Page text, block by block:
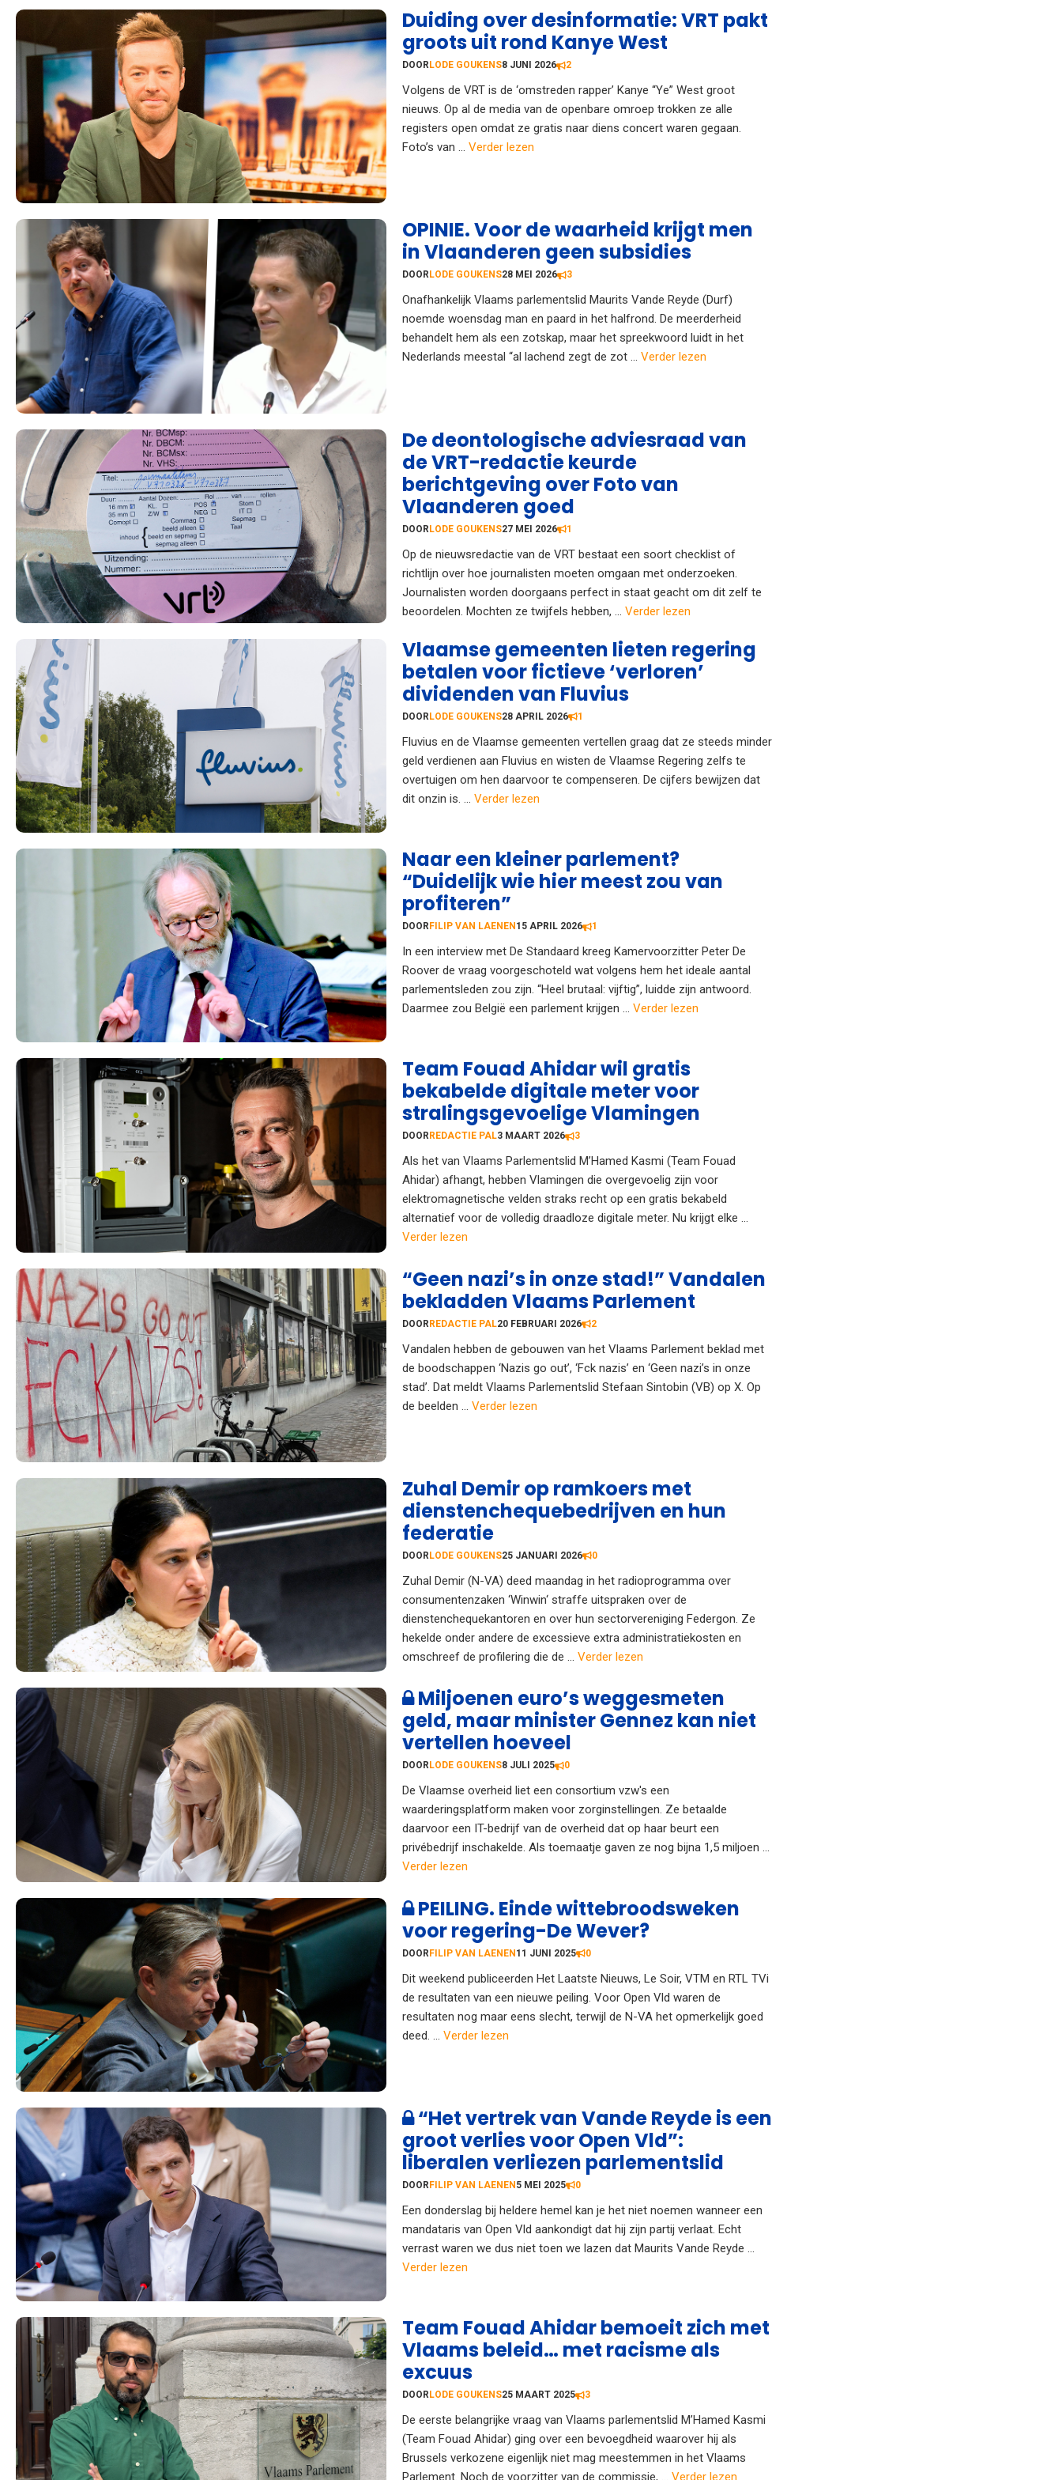
Duiding over desinformatie: VRT pakt
groots uit rond Kanye West
DOOR LODE GOUKENS8 JUNI 2026 2
Volgens de VRT is de ‘omstreden rapper’ Kanye “Ye” West groot
nieuws. Op al de media van de openbare omroep trokken ze alle
registers open omdat ze gratis naar diens concert waren gegaan.
Foto’s van ... Verder lezen
OPINIE. Voor de waarheid krijgt men
in Vlaanderen geen subsidies
DOOR LODE GOUKENS28 MEI 2026 3
Onafhankelijk Vlaams parlementslid Maurits Vande Reyde (Durf)
noemde woensdag man en paard in het halfrond. De meerderheid
behandelt hem als een zotskap, maar het spreekwoord luidt in het
Nederlands meestal “al lachend zegt de zot ... Verder lezen
De deontologische adviesraad van
de VRT-redactie keurde
berichtgeving over Foto van
Vlaanderen goed
DOORLODE GOUKENS27 MEI 2026 1
Op de nieuwsredactie van de VRT bestaat een soort checklist of
richtlijn over hoe journalisten moeten omgaan met onderzoeken.
Journalisten worden doorgaans perfect in staat geacht om dit zelf te
beoordelen. Mochten ze twijfels hebben, ... Verder lezen
Vlaamse gemeenten lieten regering
betalen voor fictieve ‘verloren’
dividenden van Fluvius
DOORLODE GOUKENS28 APRIL 2026 1
Fluvius en de Vlaamse gemeenten vertellen graag dat ze steeds minder
geld verdienen aan Fluvius en wisten de Vlaamse Regering zelfs te
overtuigen om hen daarvoor te compenseren. De cijfers bewijzen dat
dit onzin is. ... Verder lezen
Naar een kleiner parlement?
“Duidelijk wie hier meest zou van
profiteren”
DOOR FILIP VAN LAENEN 15 APRIL 2026 1
In een interview met De Standaard kreeg Kamervoorzitter Peter De
Roover de vraag voorgeschoteld wat volgens hem het ideale aantal
parlementsleden zou zijn. “Heel brutaal: vijftig”, luidde zijn antwoord.
Daarmee zou België een parlement krijgen ... Verder lezen
Team Fouad Ahidar wil gratis
bekabelde digitale meter voor
stralingsgevoelige Vlamingen
DOOR REDACTIE PAL3 MAART 2026 3
Als het van Vlaams Parlementslid M’Hamed Kasmi (Team Fouad
Ahidar) afhangt, hebben Vlamingen die overgevoelig zijn voor
elektromagnetische velden straks recht op een gratis bekabeld
alternatief voor de volledig draadloze digitale meter. Nu krijgt elke ...
Verder lezen
“Geen nazi’s in onze stad!” Vandalen
bekladden Vlaams Parlement
DOORREDACTIE PAL20 FEBRUARI 2026 2
Vandalen hebben de gebouwen van het Vlaams Parlement beklad met
de boodschappen ‘Nazis go out’, ‘Fck nazis’ en ‘Geen nazi’s in onze
stad’. Dat meldt Vlaams Parlementslid Stefaan Sintobin (VB) op X. Op
de beelden ... Verder lezen
Zuhal Demir op ramkoers met
dienstenchequebedrijven en hun
federatie
DOOR LODE GOUKENS25 JANUARI 2026 0
Zuhal Demir (N-VA) deed maandag in het radioprogramma over
consumentenzaken ‘Winwin‘ straffe uitspraken over de
dienstenchequekantoren en over hun sectorvereniging Federgon. Ze
hekelde onder andere de excessieve extra administratiekosten en
omschreef de profilering die de ... Verder lezen
Miljoenen euro’s weggesmeten
geld, maar minister Gennez kan niet
vertellen hoeveel
DOOR LODE GOUKENS8 JULI 2025 0
De Vlaamse overheid liet een consortium vzw's een
waarderingsplatform maken voor zorginstellingen. Ze betaalde
daarvoor een IT-bedrijf van de overheid dat op haar beurt een
privébedrijf inschakelde. Als toemaatje gaven ze nog bijna 1,5 miljoen ...
Verder lezen
PEILING. Einde wittebroodsweken
voor regering-De Wever?
DOORFILIP VAN LAENEN11 JUNI 2025 0
Dit weekend publiceerden Het Laatste Nieuws, Le Soir, VTM en RTL TVi
de resultaten van een nieuwe peiling. Voor Open Vld waren de
resultaten nog maar eens slecht, terwijl de N-VA het opmerkelijk goed
deed. ... Verder lezen
“Het vertrek van Vande Reyde is een
groot verlies voor Open Vld”:
liberalen verliezen parlementslid
DOORFILIP VAN LAENEN5 MEI 2025 0
Een donderslag bij heldere hemel kan je het niet noemen wanneer een
mandataris van Open Vld aankondigt dat hij zijn partij verlaat. Echt
verrast waren we dus niet toen we lazen dat Maurits Vande Reyde ...
Verder lezen
Team Fouad Ahidar bemoeit zich met
Vlaams beleid… met racisme als
excuus
DOOR LODE GOUKENS25 MAART 2025 3
De eerste belangrijke vraag van Vlaams parlementslid M’Hamed Kasmi
(Team Fouad Ahidar) ging over een bevoegdheid waarover hij als
Brussels verkozene eigenlijk niet mag meestemmen in het Vlaams
Parlement. Noch de voorzitter van de commissie, ... Verder lezen